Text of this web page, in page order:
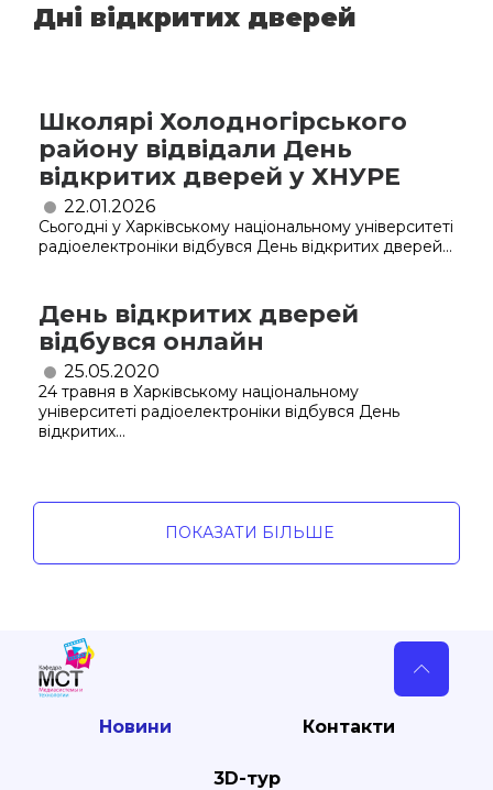
Дні відкритих дверей
Школярі Холодногірського
району відвідали День
відкритих дверей у ХНУРЕ
22.01.2026
Сьогодні у Харківському національному університеті
радіоелектроніки відбувся День відкритих дверей...
День відкритих дверей
відбувся онлайн
25.05.2020
24 травня в Харківському національному
університеті радіоелектроніки відбувся День
відкритих...
ПОКАЗАТИ БІЛЬШЕ
Новини Контакти
3D-тур